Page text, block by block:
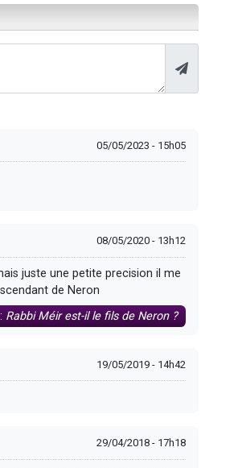
05/05/2023 - 15h05
08/05/2020 - 13h12
juste une petite precision il me
de Neron
Rabbi Méir est-il le fils de Neron ?
19/05/2019 - 14h42
29/04/2018 - 17h18